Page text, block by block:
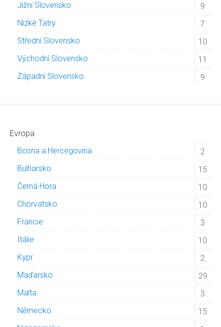
Jižní Slovensko
9
Nízké Tatry
7
Střední Slovensko
10
Východní Slovensko
11
Západní Slovensko
9
Evropa
Bosna a Hercegovina
2
Bulharsko
15
Černá Hora
10
Chorvatsko
10
Francie
3
Itálie
10
Kypr
2
Maďarsko
29
Malta
3
Německo
15